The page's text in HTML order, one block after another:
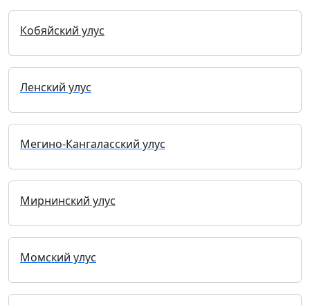
Кобяйский улус
Ленский улус
Мегино-Кангаласский улус
Мирнинский улус
Момский улус